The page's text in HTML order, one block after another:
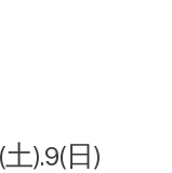
).9(日)